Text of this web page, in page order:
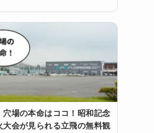
穴場の本命はココ！昭和記念
大会が見られる立飛の無料観